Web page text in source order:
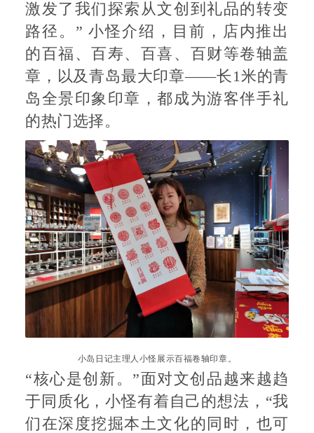
激发了我们探索从文创到礼品的转变
路径。” 小怪介绍，目前，店内推出
的百福、百寿、百喜、百财等卷轴盖
章，以及青岛最大印章——长1米的青
岛全景印象印章，都成为游客伴手礼
的热门选择。
小岛日记主理人小怪展示百福卷轴印章。
“核心是创新。”面对文创品越来越趋
于同质化，小怪有着自己的想法，“我
们在深度挖掘本土文化的同时，也可